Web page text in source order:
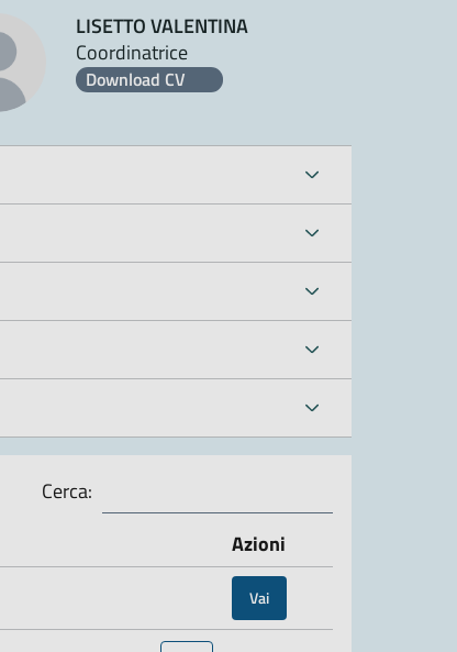
LISETTO VALENTINA
Coordinatrice
Download CV
Cerca:
Azioni
Vai